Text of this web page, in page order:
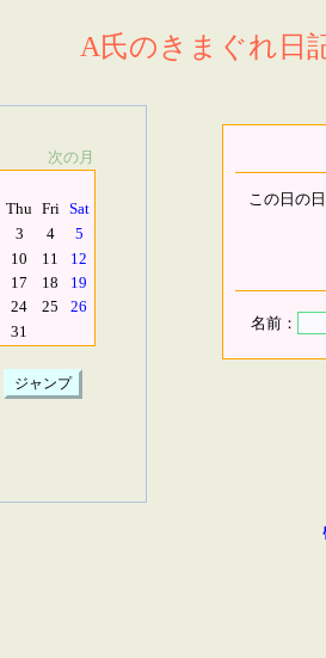
A氏のきまぐれ日
次の月
Thu Fri Sat
3 4
5
10 11
12
17 18
19
24 25
26
31
この日の
名前：